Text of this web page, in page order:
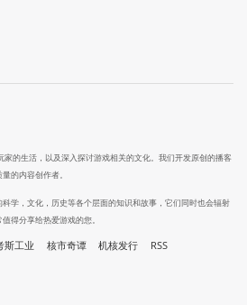
的生活，以及深入探讨游戏相关的文化。我们开发原创的播客
的内容创作者。
学，文化，历史等各个层面的知识和故事，它们同时也会辐射
得分享给热爱游戏的您。
斯工业 核市奇谭 机核发行 RSS